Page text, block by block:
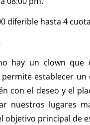
diferible hasta 4
hay un clown que
establecer
con el deseo y el
nuestros lugares
objetivo principal de